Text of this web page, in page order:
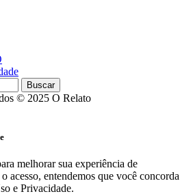
© 2025 O Relato
melhorar sua experiência de
acesso, entendemos que você concorda
e Privacidade.